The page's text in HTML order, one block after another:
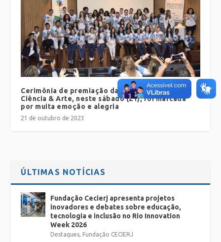
Cerimônia de premiação da II Olimpíada de
Ciência & Arte, neste sábado (21), foi marcada
por muita emoção e alegria
21 de outubro de 2023
ÚLTIMAS NOTÍCIAS
Fundação Cecierj apresenta projetos
inovadores e debates sobre educação,
tecnologia e inclusão no Rio Innovation
Week 2026
Destaques, Fundação CECIERJ